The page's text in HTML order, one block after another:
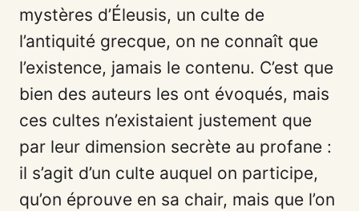
mystères d’Éleusis, un culte de
l’antiquité grecque, on ne connaît que
l’existence, jamais le contenu. C’est que
bien des auteurs les ont évoqués, mais
ces cultes n’existaient justement que
par leur dimension secrète au profane :
il s’agit d’un culte auquel on participe,
qu’on éprouve en sa chair, mais que l’on